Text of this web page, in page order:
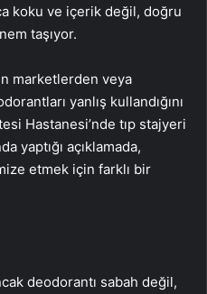
koku ve içerik değil, doğru
taşıyor.
marketlerden veya
yanlış kullandığını
Hastanesi’nde tıp stajyeri
yaptığı açıklamada,
etmek için farklı bir
deodorantı sabah değil,